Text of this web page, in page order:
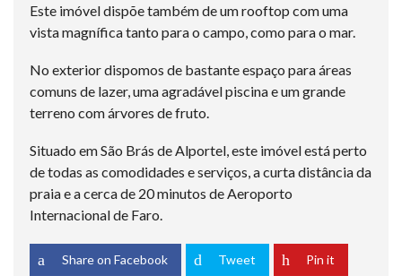
Este imóvel dispõe também de um rooftop com uma
vista magnífica tanto para o campo, como para o mar.
No exterior dispomos de bastante espaço para áreas
comuns de lazer, uma agradável piscina e um grande
terreno com árvores de fruto.
Situado em São Brás de Alportel, este imóvel está perto
de todas as comodidades e serviços, a curta distância da
praia e a cerca de 20 minutos de Aeroporto
Internacional de Faro.
Share on Facebook Tweet Pin it